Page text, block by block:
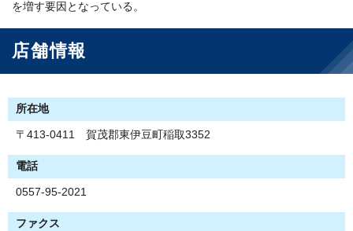
を増す要因となっている。
店舗情報
所在地
〒413-0411 賀茂郡東伊豆町稲取3352
電話
0557-95-2021
ファクス